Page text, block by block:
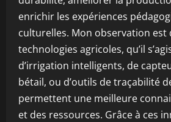
enrichir les expériences
culturelles. Mon observation est
technologies agricoles, qu’il
d’irrigation intelligents, de
bétail, ou d’outils de traçabilité
permettent une meilleure
et des ressources. Grâce à ces